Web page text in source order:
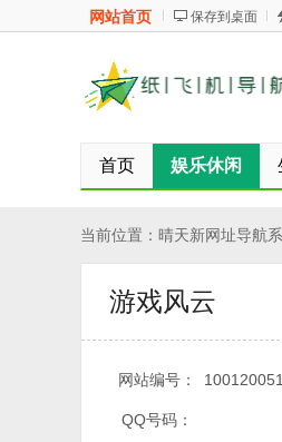
网站首页 保存到桌面
首页 娱乐休闲
当前位置： 晴天新网址导航
游戏风云
网站编号：
QQ号码：